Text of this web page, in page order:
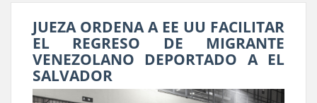
JUEZA ORDENA A EE UU FACILITAR
EL REGRESO DE MIGRANTE
VENEZOLANO DEPORTADO A EL
SALVADOR